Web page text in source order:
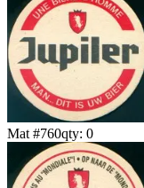
Mat #760qty: 0